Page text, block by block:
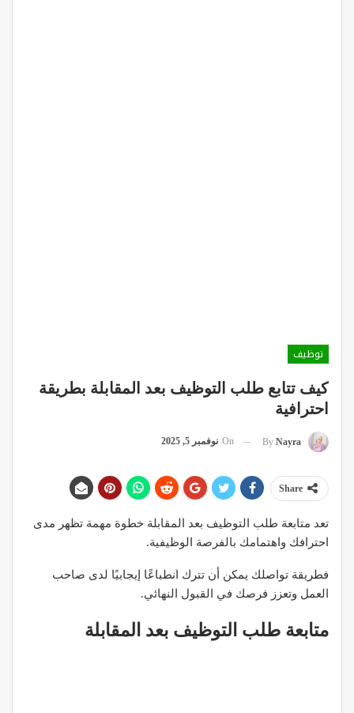
توظيف
كيف تتابع طلب التوظيف بعد المقابلة بطريقة
احترافية
By Nayra
On نوفمبر 5, 2025
Share
تعد متابعة طلب التوظيف بعد المقابلة خطوة مهمة تظهر مدى
احترافك واهتمامك بالفرصة الوظيفية.
فطريقة تواصلك يمكن أن تترك انطباعًا إيجابيًا لدى صاحب
العمل وتعزز فرصك في القبول النهائي.
متابعة طلب التوظيف بعد المقابلة